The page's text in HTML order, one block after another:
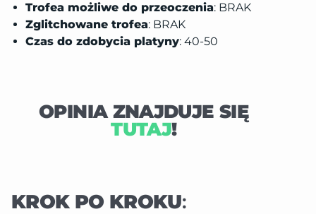
Trofea możliwe do przeoczenia: BRAK
Zglitchowane trofea: BRAK
Czas do zdobycia platyny: 40-50
OPINIA ZNAJDUJE SIĘ
TUTAJ!
KROK PO KROKU: